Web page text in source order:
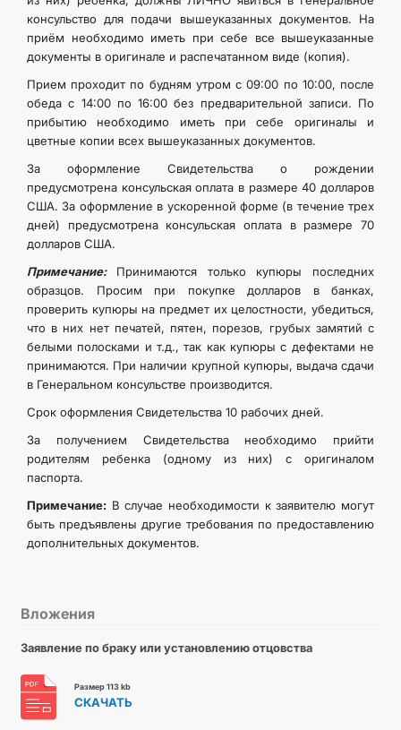
консульство для подачи вышеуказанных документов. На
приём необходимо иметь при себе все вышеуказанные
документы в оригинале и распечатанном виде (копия).
Прием проходит по будням утром с 09:00 по 10:00, после
обеда с 14:00 по 16:00 без предварительной записи. По
прибытию необходимо иметь при себе оригиналы и
цветные копии всех вышеуказанных документов.
За оформление Свидетельства о рождении
предусмотрена консульская оплата в размере 40 долларов
США. За оформление в ускоренной форме (в течение трех
дней) предусмотрена консульская оплата в размере 70
долларов США.
Примечание: Принимаются только купюры последних
образцов. Просим при покупке долларов в банках,
проверить купюры на предмет их целостности, убедиться,
что в них нет печатей, пятен, порезов, грубых замятий с
белыми полосками и т.д., так как купюры с дефектами не
принимаются. При наличии крупной купюры, выдача сдачи
в Генеральном консульстве производится.
Срок оформления Свидетельства 10 рабочих дней.
За получением Свидетельства необходимо прийти
родителям ребенка (одному из них) с оригиналом
паспорта.
Примечание: В случае необходимости к заявителю могут
быть предъявлены другие требования по предоставлению
дополнительных документов.
Вложения
Заявление по браку или установлению отцовства
Размер 113 kb
СКАЧАТЬ